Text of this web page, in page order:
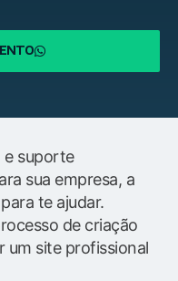
e suporte
sua empresa, a
te ajudar.
de criação
um site profissional